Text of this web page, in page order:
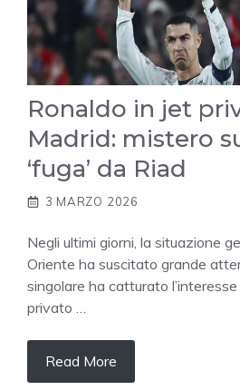
Ronaldo in jet
Madrid: mistero
‘fuga’ da Riad
3 MARZO 2026
Negli ultimi giorni, la situazione
Oriente ha suscitato grande
singolare ha catturato
privato …
Read More